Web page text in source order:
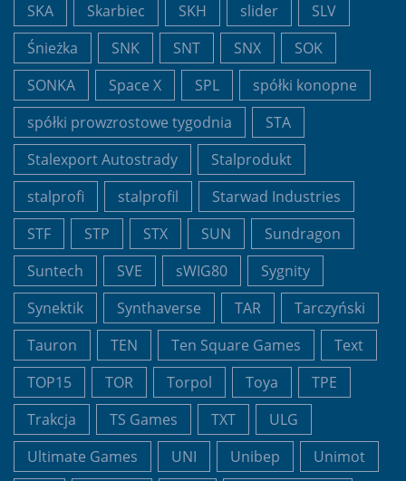
SKA
Skarbiec SKH slider
SLV
Śnieżka
SNK SNT SNX
SOK
SONKA
Space X SPL
spółki konopne
spółki prowzrostowe tygodnia
STA
Stalexport Autostrady
Stalprodukt
stalprofi
stalprofil
Starwad Industries
STF
STP STX SUN
Sundragon
Suntech
SVE sWIG80
Sygnity
Synektik
Synthaverse TAR
Tarczyński
Tauron
TEN Ten Square Games
Text
TOP15
TOR Torpol Toya
TPE
Trakcja
TS Games TXT
ULG
Ultimate Games
UNI Unibep
Unimot